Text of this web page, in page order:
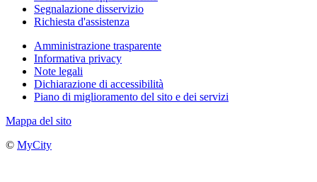
Segnalazione disservizio
Richiesta d'assistenza
Amministrazione trasparente
Informativa privacy
Note legali
Dichiarazione di accessibilità
Piano di miglioramento del sito e dei servizi
Mappa del sito
© MyCity